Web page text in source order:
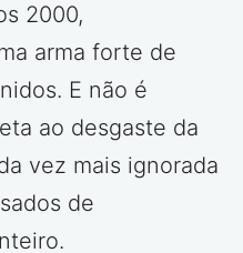
2000,
arma forte de
E não é
ao desgaste da
vez mais ignorada
de